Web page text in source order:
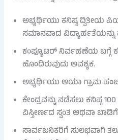
ಅಭ್ಯರ್ಥಿಯು ಕನಿಷ್ಠ ದ್ವಿತೀಯ
ಸಮಾನವಾದ ವಿದ್ಯಾರ್ಹತೆಯನ್ನು
ಕಂಪ್ಯೂಟರ್ ನಿರ್ವಹಣೆಯ ಬಗ್ಗೆ
ಹೊಂದಿರುವುದು ಅವಶ್ಯಕ.
ಅಭ್ಯರ್ಥಿಯು ಆಯಾ ಗ್ರಾಮ
ಕೇಂದ್ರವನ್ನು ನಡೆಸಲು ಕನಿಷ್ಠ
ವಿಸ್ತೀರ್ಣದ ಸ್ವಂತ ಅಥವಾ
ಸಾರ್ವಜನಿಕರಿಗೆ ಸುಲಭವಾಗಿ